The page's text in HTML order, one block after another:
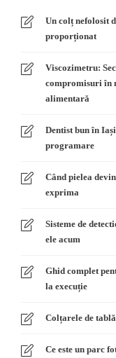
Un colț nefolosit
proporționat
Viscozimetru:
compromisuri în
alimentară
Dentist bun în
programare
Când pielea
exprima
Sisteme de
ele acum
Ghid complet
la execuție
Colțarele de
Ce este un parc